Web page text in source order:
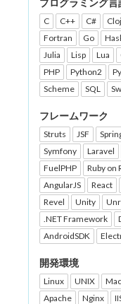
プログラミング言
C C++ C#
Fortran
Go
Julia
Lisp Lua
PHP
Python2
Scheme
SQL
フレームワーク
Struts JSF
Symfony
Laravel
FuelPHP
Ruby on
AngularJS
React
Revel
Unity
.NET Framework
AndroidSDK
開発環境
Linux UNIX
Apache
Nginx